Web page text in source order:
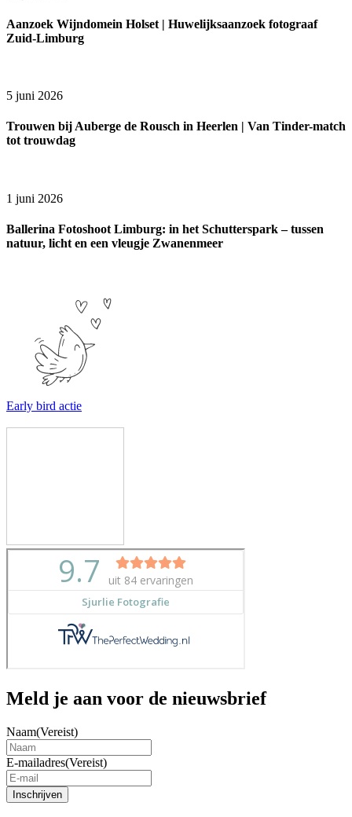
Aanzoek Wijndomein Holset | Huwelijksaanzoek fotograaf
Zuid-Limburg
5 juni 2026
Trouwen bij Auberge de Rousch in Heerlen | Van Tinder-match
tot trouwdag
1 juni 2026
Ballerina Fotoshoot Limburg: in het Schutterspark – tussen
natuur, licht en een vleugje Zwanenmeer
Early bird actie
Meld je aan voor de nieuwsbrief
Naam(Vereist)
E-mailadres(Vereist)
Inschrijven